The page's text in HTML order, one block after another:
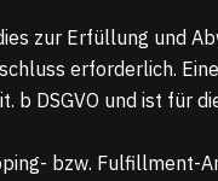
zur Erfüllung und
erforderlich.
DSGVO und ist für
bzw. Fulfillment-